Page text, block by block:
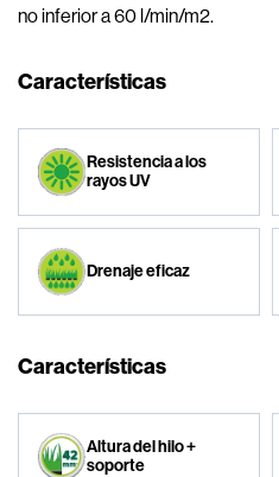
no inferior a 60 l/min/m2.
Características
Resistencia a los
rayos UV
Drenaje eficaz
Características
Altura del hilo +
soporte